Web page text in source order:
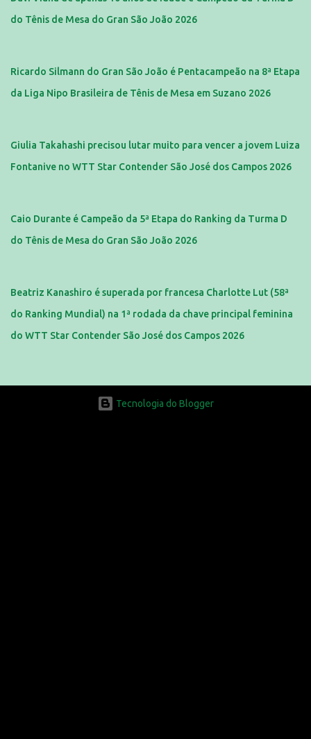
do Tênis de Mesa do Gran São João 2026
Ricardo Silmann do Gran São João é Pentacampeão na 8ª Etapa
da Liga Nipo Brasileira de Tênis de Mesa em Suzano 2026
Giulia Takahashi precisou lutar muito para vencer a jovem Luiza
Fontanive no WTT Star Contender São José dos Campos 2026
Caio Durante é Campeão da 5ª Etapa do Ranking da Turma D
do Tênis de Mesa do Gran São João 2026
Beatriz Kanashiro é superada por francesa Charlotte Lut (58ª
do Ranking Mundial) na 1ª rodada da chave principal feminina
do WTT Star Contender São José dos Campos 2026
Tecnologia do Blogger